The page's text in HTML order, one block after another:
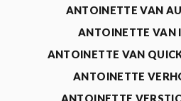
ANTOINETTE VAN
ANTOINETTE VAN
ANTOINETTE VAN
ANTOINETTE
ANTOINETTE